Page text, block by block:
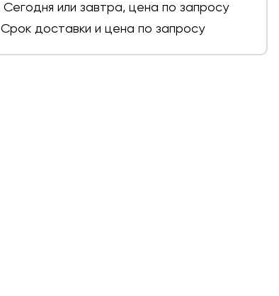
Сегодня или завтра, цена по запросу
Срок доставки и цена по запросу